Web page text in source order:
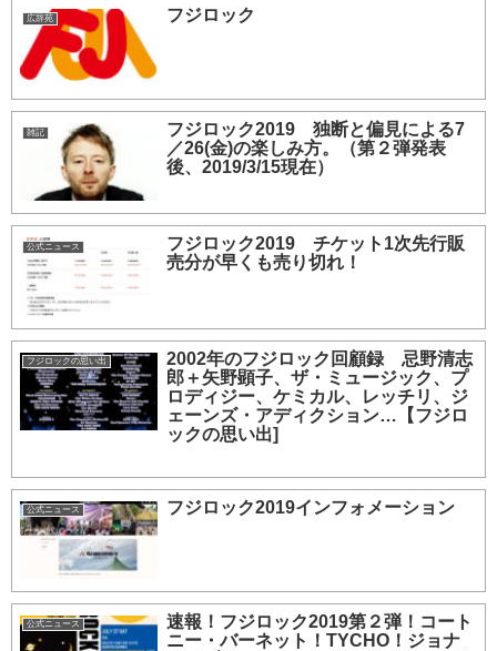
広辞苑 フジロック
雑記
フジロック2019 独断と偏見による7
／26(金)の楽しみ方。（第２弾発表
後、2019/3/15現在）
公式ニュース
フジロック2019 チケット1次先行販
売分が早くも売り切れ！
フジロックの思い出
2002年のフジロック回顧録 忌野清志
郎＋矢野顕子、ザ・ミュージック、プ
ロディジー、ケミカル、レッチリ、ジ
ェーンズ・アディクション…【フジロ
ックの思い出]
公式ニュース フジロック2019インフォメーション
公式ニュース
速報！フジロック2019第２弾！コート
ニー・バーネット！TYCHO！ジョナ